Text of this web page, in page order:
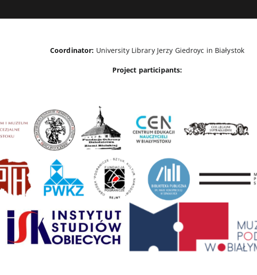
Coordinator: University Library Jerzy Giedroyc in Białystok
Project participants: